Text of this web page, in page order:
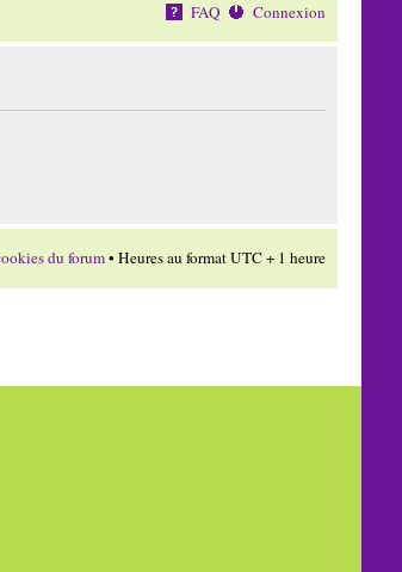
FAQ Connexion
du forum• Heures au format UTC + 1 heure